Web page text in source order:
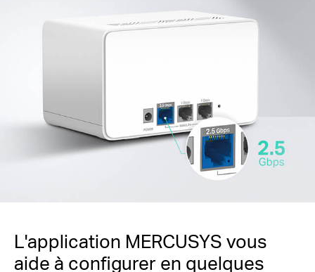
L'application MERCUSYS vous
aide à configurer en quelques